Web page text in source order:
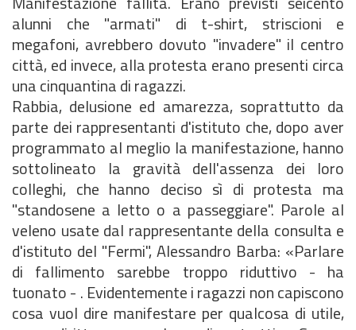
alunni che "armati" di t-shirt, striscioni e
megafoni, avrebbero dovuto "invadere" il centro
città, ed invece, alla protesta erano presenti circa
una cinquantina di ragazzi.
Rabbia, delusione ed amarezza, soprattutto da
parte dei rappresentanti d'istituto che, dopo aver
programmato al meglio la manifestazione, hanno
sottolineato la gravità dell'assenza dei loro
colleghi, che hanno deciso sì di protesta ma
"standosene a letto o a passeggiare". Parole al
veleno usate dal rappresentante della consulta e
d'istituto del "Fermi", Alessandro Barba: «Parlare
di fallimento sarebbe troppo riduttivo - ha
tuonato - . Evidentemente i ragazzi non capiscono
cosa vuol dire manifestare per qualcosa di utile,